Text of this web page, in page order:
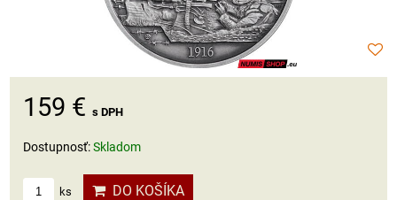
159 € s DPH
Dostupnosť:Skladom
ks DO KOŠÍKA